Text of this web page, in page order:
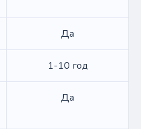
Да
1-10 год
Да